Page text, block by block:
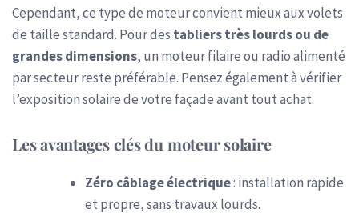
Cependant, ce type de moteur convient mieux aux volets
de taille standard. Pour des tabliers très lourds ou de
grandes dimensions, un moteur filaire ou radio alimenté
par secteur reste préférable. Pensez également à vérifier
l’exposition solaire de votre façade avant tout achat.
Les avantages clés du moteur solaire
Zéro câblage électrique: installation rapide
et propre, sans travaux lourds.